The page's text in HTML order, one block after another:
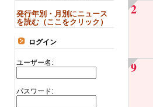
発行年別・月別にニュース
を読む（ここをクリック）
ログイン
ユーザー名:
パスワード:
2
9